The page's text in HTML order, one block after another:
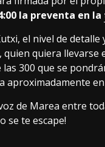
la preventa en la
el nivel de detalle
quien quiera
300 que se
aproximadamente
de Marea entre
se te escape!